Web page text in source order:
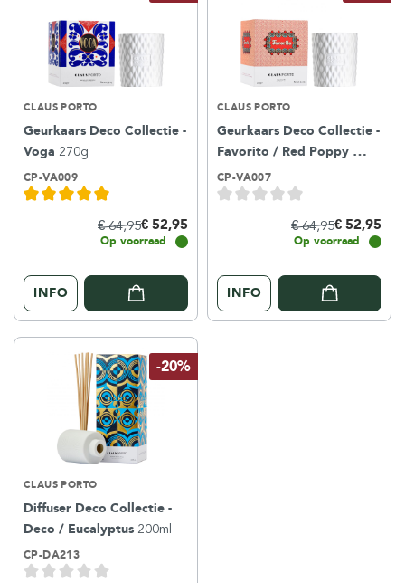
CLAUS PORTO
Geurkaars Deco Collectie -
Voga 270g
CP-VA009
€ 64,95€ 52,95
Op voorraad
INFO
CLAUS PORTO
Geurkaars Deco Collectie -
Favorito / Red Poppy
270g
CP-VA007
€ 64,95€ 52,95
Op voorraad
INFO
-20%
CLAUS PORTO
Diffuser Deco Collectie -
Deco / Eucalyptus 200ml
CP-DA213